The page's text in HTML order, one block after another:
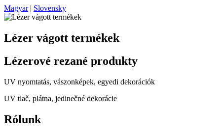
Magyar| Slovensky
Lézer vágott termékek
Lézerové rezané produkty
UV nyomtatás, vászonképek, egyedi dekorációk
UV tlač, plátna, jedinečné dekorácie
Rólunk